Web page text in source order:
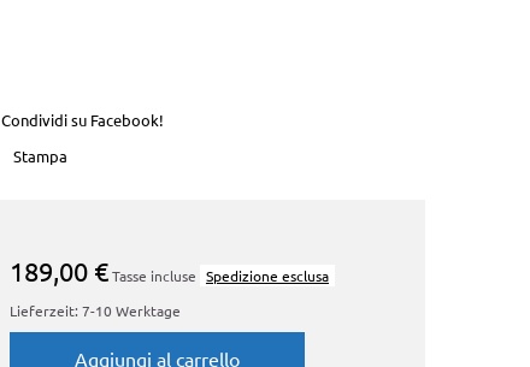
Condividi su Facebook!
Stampa
189,00 €Tasse incluse Spedizione esclusa
Lieferzeit: 7-10 Werktage
Aggiungi al carrello